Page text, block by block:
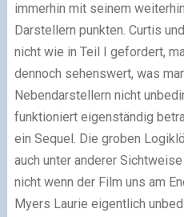
immerhin mit seinem
Darstellern punkten. Curtis
nicht wie in Teil I gefordert,
dennoch sehenswert, was
Nebendarstellern nicht
funktioniert eigenständig
ein Sequel. Die groben
auch unter anderer
nicht wenn der Film uns am
Myers Laurie eigentlich